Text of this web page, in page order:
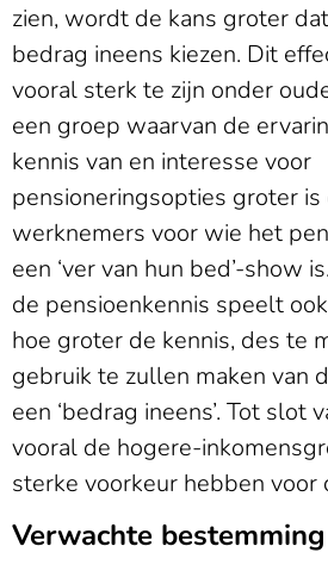
zien, wordt de kans groter
bedrag ineens kiezen. Dit
vooral sterk te zijn onder
een groep waarvan de
kennis van en interesse voor
pensioneringsopties groter
werknemers voor wie het
een ‘ver van hun bed’-show
de pensioenkennis speelt
hoe groter de kennis, des te
gebruik te zullen maken van
een ‘bedrag ineens’. Tot slot
vooral de hogere-
sterke voorkeur hebben voor
Verwachte